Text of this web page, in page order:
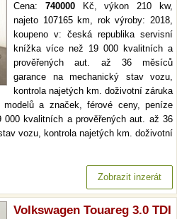
Cena: 740000Kč, výkon 210 kw,
najeto 107165 km, rok výroby: 2018,
koupeno v: česká republika servisní
knížka více než 19 000 kvalitních a
prověřených aut. až 36 měsíců
garance na mechanický stav vozu,
kontrola najetých km. doživotní záruka
modelů a značek, férové ceny, peníze
kvalitních a prověřených aut. až 36
vozu, kontrola najetých km. doživotní
Zobrazit inzerát
Volkswagen Touareg 3.0 TDI